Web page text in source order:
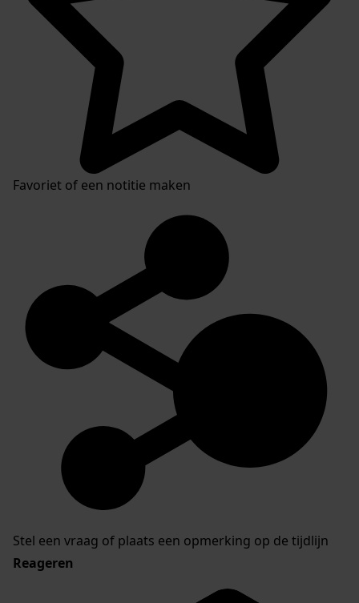
Favoriet of een notitie maken
Stel een vraag of plaats een opmerking op de tijdlijn
Reageren